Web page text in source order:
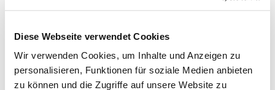
Diese Webseite verwendet Cookies
Wir verwenden Cookies, um Inhalte und Anzeigen zu
personalisieren, Funktionen für soziale Medien anbieten
zu können und die Zugriffe auf unsere Website zu
Angebot an.
Bei der „Natur- & Erlebniswanderung“ wird in Bochum
oder Witten mit den Familien gemeinsam gewandert
und die Natur erkundet. Mit Lupendosen und
tragbaren Mini-Mikroskopen ausgerüstet geht es auf